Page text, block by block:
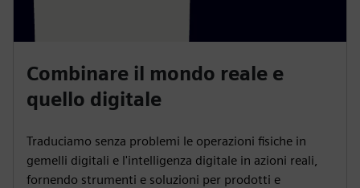
Combinare il mondo reale e
quello digitale
Traduciamo senza problemi le operazioni fisiche in
gemelli digitali e l'intelligenza digitale in azioni reali,
fornendo strumenti e soluzioni per prodotti e